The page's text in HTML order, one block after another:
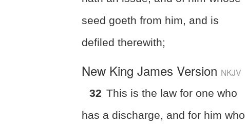
seed goeth from him, and is
defiled therewith;
New King James Version NKJV
32 This is the law for one who
has a discharge, and for him who